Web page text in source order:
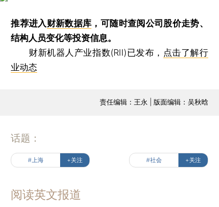
推荐进入财新数据库 ，可随时查阅公司股价走势、
结构人员变化等投资信息。
财新机器人产业指数(RII)已发布， 点击了解行
业动态
责任编辑：王永 | 版面编辑：吴秋晗
话题：
#上海 +关注 #社会 +关注
阅读英文报道